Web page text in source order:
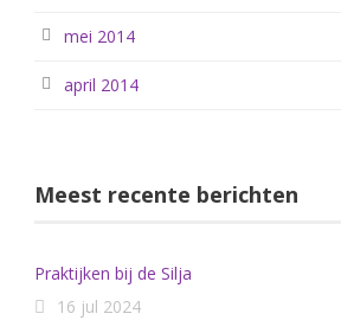
mei 2014
april 2014
Meest recente berichten
Praktijken bij de Silja
16 jul 2024